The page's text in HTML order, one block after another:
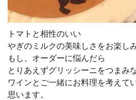
トマトと相性のいい
やぎのミルクの美味しさをお楽し
もし、オーダーに悩んだら
とりあえずグリッシーニをつまみ
ワインとご一緒にお料理を考えて
思います。